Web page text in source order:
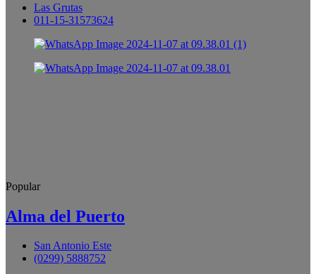
Las Grutas
011-15-31573624
Popular
Alma del Puerto
San Antonio Este
(0299) 5888752